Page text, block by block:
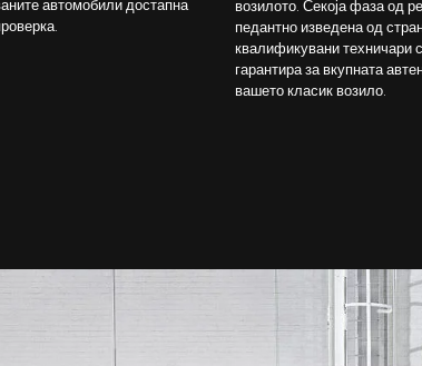
автомобили достапна
возилото. Секоја фаза од
педантно изведена од
квалификувани техничари
гарантира за вкупната
вашето класик возило.